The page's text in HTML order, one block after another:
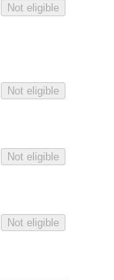
Not eligible
Not eligible
Not eligible
Not eligible